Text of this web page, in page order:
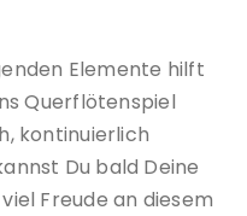
Elemente hilft
Querflötenspiel
kontinuierlich
Du bald Deine
Freude an diesem